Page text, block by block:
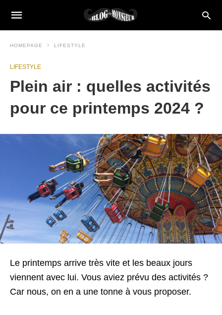
HOMEPAGE LIFESTYLE
LIFESTYLE
Plein air : quelles activités
pour ce printemps 2024 ?
Le printemps arrive très vite et les beaux jours
viennent avec lui. Vous aviez prévu des activités ?
Car nous, on en a une tonne à vous proposer.